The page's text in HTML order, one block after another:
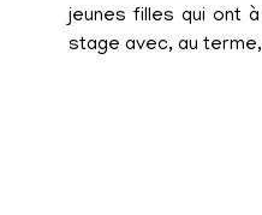
jeunes filles qui ont
stage avec, au